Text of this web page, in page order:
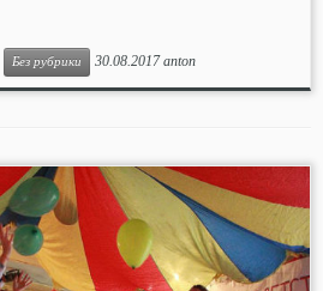
Без рубрики 30.08.2017 anton